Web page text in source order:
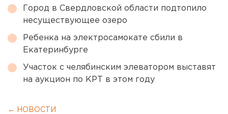
Город в Свердловской области подтопило
несуществующее озеро
Ребенка на электросамокате сбили в
Екатеринбурге
Участок с челябинским элеватором выставят
на аукцион по КРТ в этом году
← НОВОСТИ